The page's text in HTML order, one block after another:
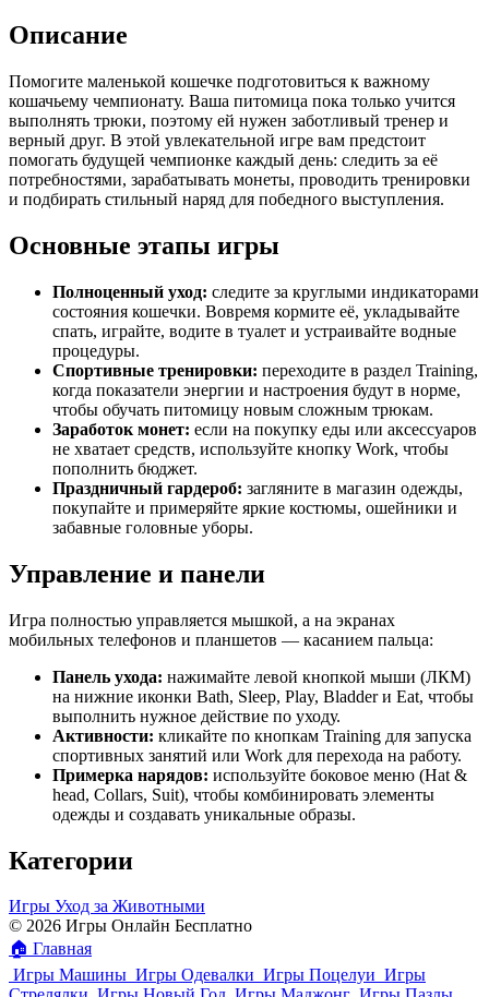
Описание
Помогите маленькой кошечке подготовиться к важному
кошачьему чемпионату. Ваша питомица пока только учится
выполнять трюки, поэтому ей нужен заботливый тренер и
верный друг. В этой увлекательной игре вам предстоит
помогать будущей чемпионке каждый день: следить за её
потребностями, зарабатывать монеты, проводить тренировки
и подбирать стильный наряд для победного выступления.
Основные этапы игры
Полноценный уход: следите за круглыми индикаторами
состояния кошечки. Вовремя кормите её, укладывайте
спать, играйте, водите в туалет и устраивайте водные
процедуры.
Спортивные тренировки: переходите в раздел Training,
когда показатели энергии и настроения будут в норме,
чтобы обучать питомицу новым сложным трюкам.
Заработок монет: если на покупку еды или аксессуаров
не хватает средств, используйте кнопку Work, чтобы
пополнить бюджет.
Праздничный гардероб: загляните в магазин одежды,
покупайте и примеряйте яркие костюмы, ошейники и
забавные головные уборы.
Управление и панели
Игра полностью управляется мышкой, а на экранах
мобильных телефонов и планшетов — касанием пальца:
Панель ухода: нажимайте левой кнопкой мыши (ЛКМ)
на нижние иконки Bath, Sleep, Play, Bladder и Eat, чтобы
выполнить нужное действие по уходу.
Активности: кликайте по кнопкам Training для запуска
спортивных занятий или Work для перехода на работу.
Примерка нарядов: используйте боковое меню (Hat &
head, Collars, Suit), чтобы комбинировать элементы
одежды и создавать уникальные образы.
Категории
Игры Уход за Животными
© 2026 Игры Онлайн Бесплатно
🏠 Главная
Игры Машины Игры Одевалки Игры Поцелуи Игры